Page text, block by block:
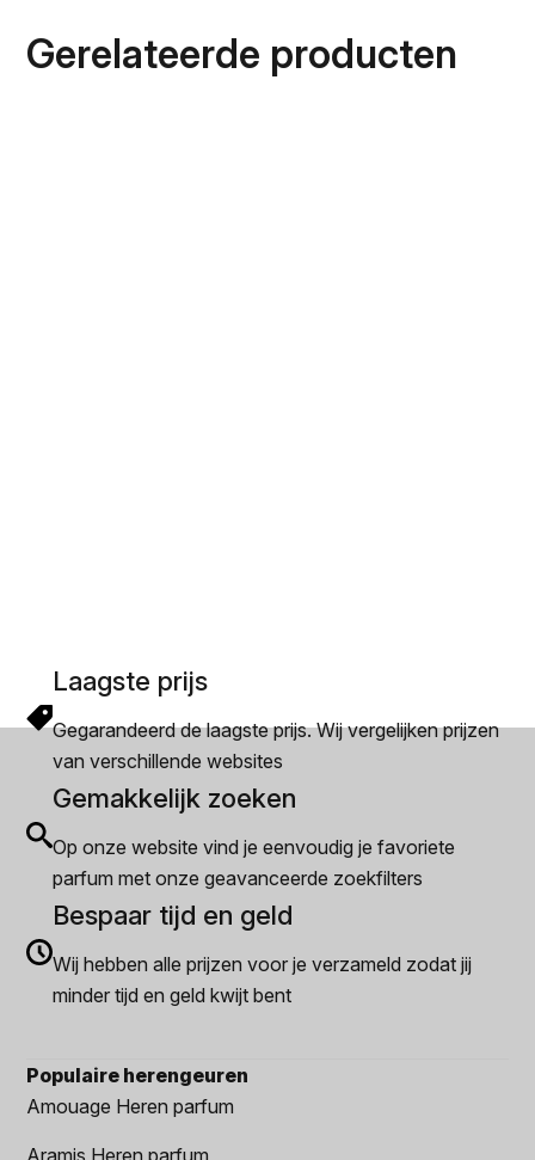
Gerelateerde producten
Laagste prijs
Gegarandeerd de laagste prijs. Wij vergelijken prijzen
van verschillende websites
Gemakkelijk zoeken
Op onze website vind je eenvoudig je favoriete
parfum met onze geavanceerde zoekfilters
Bespaar tijd en geld
Wij hebben alle prijzen voor je verzameld zodat jij
minder tijd en geld kwijt bent
Populaire herengeuren
Amouage Heren parfum
Aramis Heren parfum